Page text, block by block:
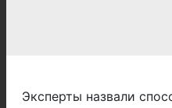
Эксперты назвали